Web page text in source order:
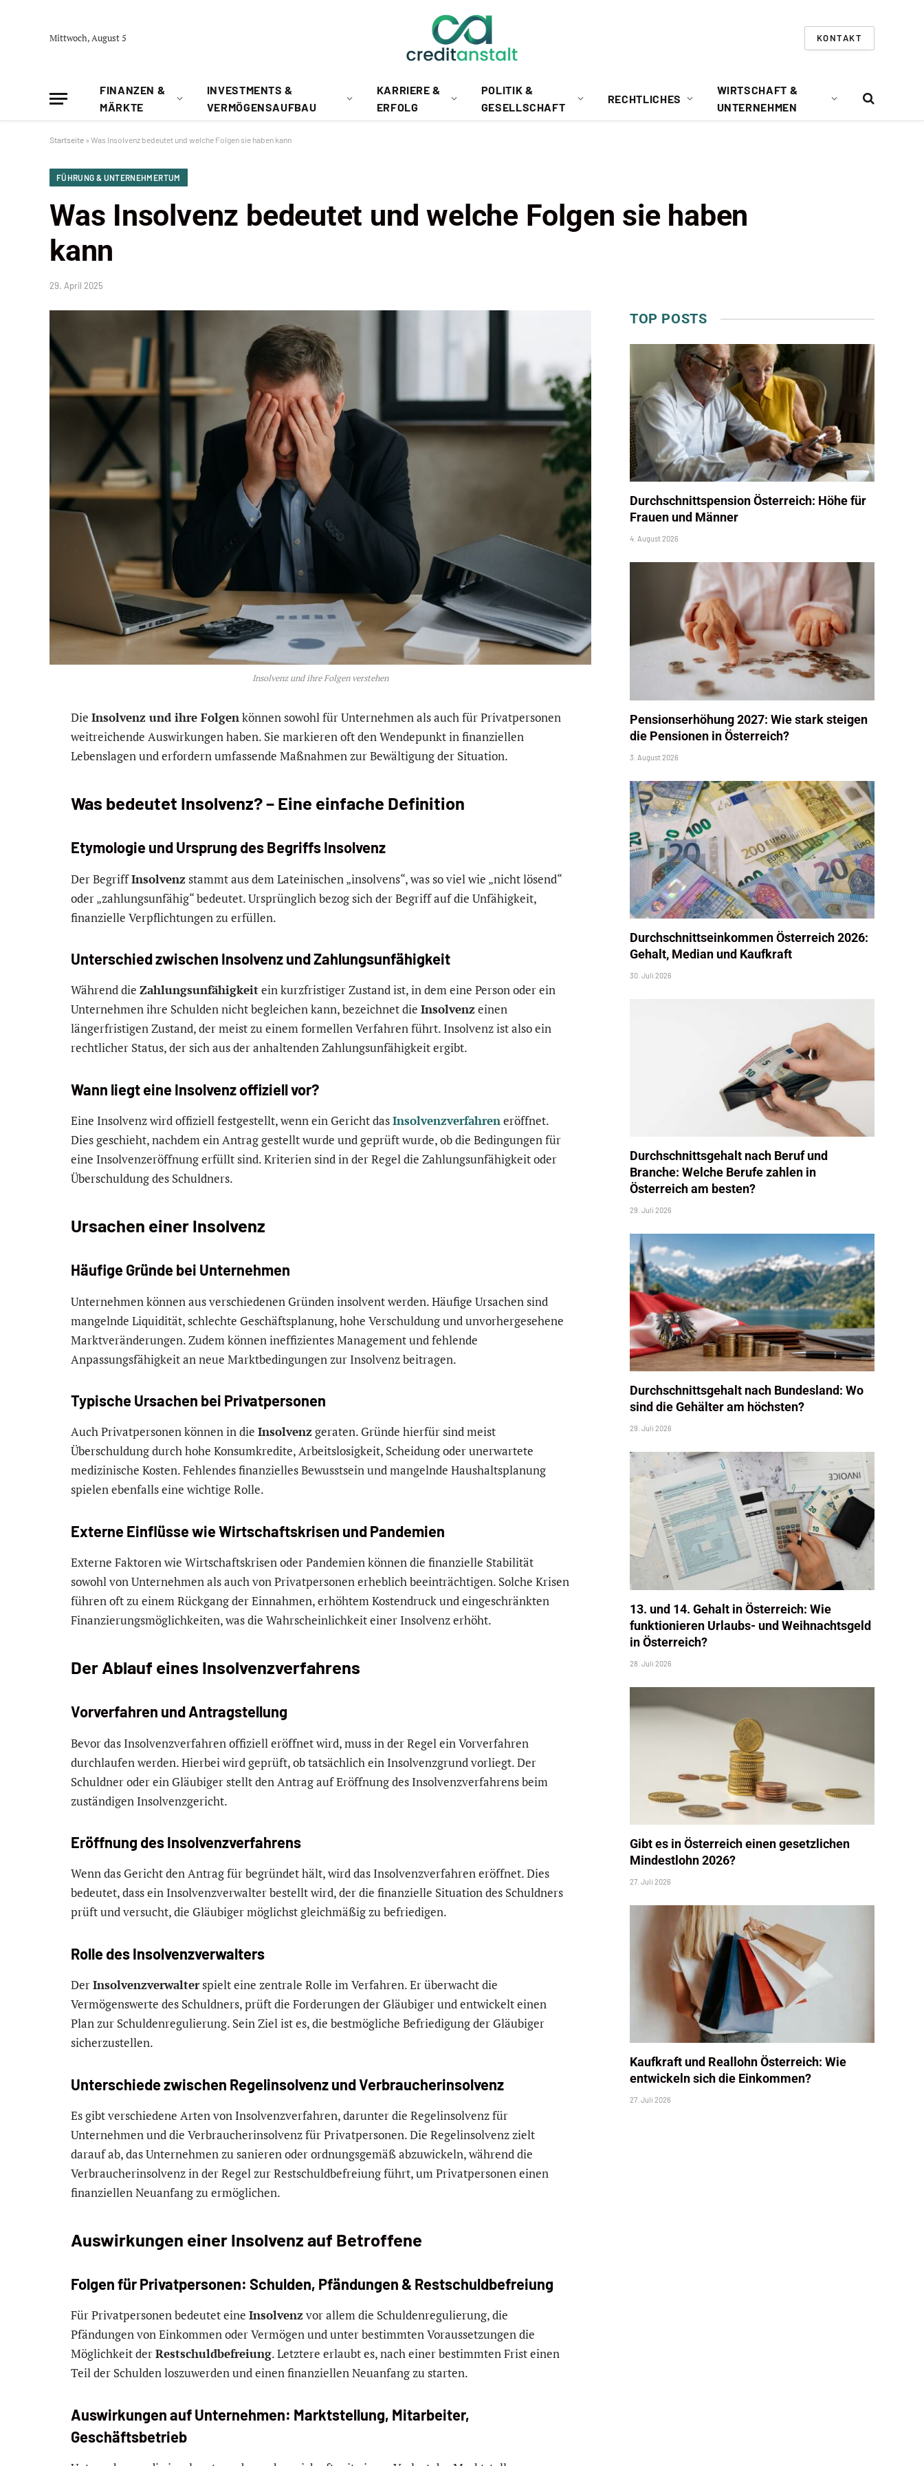
Mittwoch, August 5 KONTAKT
FINANZEN &
MÄRKTE
INVESTMENTS &
VERMÖGENSAUFBAU
KARRIERE &
ERFOLG
POLITIK &
GESELLSCHAFT
RECHTLICHES
WIRTSCHAFT &
UNTERNEHMEN
Startseite » Was Insolvenz bedeutet und welche Folgen sie haben kann
FÜHRUNG & UNTERNEHMERTUM
Was Insolvenz bedeutet und welche Folgen sie haben
kann
29. April 2025
Insolvenz und ihre Folgen verstehen
Die Insolvenz und ihre Folgenkönnen sowohl für Unternehmen als auch für Privatpersonen
weitreichende Auswirkungen haben. Sie markieren oft den Wendepunkt in finanziellen
Lebenslagen und erfordern umfassende Maßnahmen zur Bewältigung der Situation.
Was bedeutet Insolvenz? – Eine einfache Definition
Etymologie und Ursprung des Begriffs Insolvenz
Der BegriffInsolvenzstammt aus dem Lateinischen „insolvens“, was so viel wie „nicht lösend“
oder „zahlungsunfähig“ bedeutet. Ursprünglich bezog sich der Begriff auf die Unfähigkeit,
finanzielle Verpflichtungen zu erfüllen.
Unterschied zwischen Insolvenz und Zahlungsunfähigkeit
Während die Zahlungsunfähigkeitein kurzfristiger Zustand ist, in dem eine Person oder ein
Unternehmen ihre Schulden nicht begleichen kann, bezeichnet die Insolvenzeinen
längerfristigen Zustand, der meist zu einem formellen Verfahren führt. Insolvenz ist also ein
rechtlicher Status, der sich aus der anhaltenden Zahlungsunfähigkeit ergibt.
Wann liegt eine Insolvenz offiziell vor?
Eine Insolvenz wird offiziell festgestellt, wenn ein Gericht dasInsolvenzverfahreneröffnet.
Dies geschieht, nachdem ein Antrag gestellt wurde und geprüft wurde, ob die Bedingungen für
eine Insolvenzeröffnung erfüllt sind. Kriterien sind in der Regel die Zahlungsunfähigkeit oder
Überschuldung des Schuldners.
Ursachen einer Insolvenz
Häufige Gründe bei Unternehmen
Unternehmen können aus verschiedenen Gründen insolvent werden. Häufige Ursachen sind
mangelnde Liquidität, schlechte Geschäftsplanung, hohe Verschuldung und unvorhergesehene
Marktveränderungen. Zudem können ineffizientes Management und fehlende
Anpassungsfähigkeit an neue Marktbedingungen zur Insolvenz beitragen.
Typische Ursachen bei Privatpersonen
Auch Privatpersonen können in die Insolvenzgeraten. Gründe hierfür sind meist
Überschuldung durch hohe Konsumkredite, Arbeitslosigkeit, Scheidung oder unerwartete
medizinische Kosten. Fehlendes finanzielles Bewusstsein und mangelnde Haushaltsplanung
spielen ebenfalls eine wichtige Rolle.
Externe Einflüsse wie Wirtschaftskrisen und Pandemien
Externe Faktoren wie Wirtschaftskrisen oder Pandemien können die finanzielle Stabilität
sowohl von Unternehmen als auch von Privatpersonen erheblich beeinträchtigen. Solche Krisen
führen oft zu einem Rückgang der Einnahmen, erhöhtem Kostendruck und eingeschränkten
Finanzierungsmöglichkeiten, was die Wahrscheinlichkeit einer Insolvenz erhöht.
Der Ablauf eines Insolvenzverfahrens
Vorverfahren und Antragstellung
Bevor das Insolvenzverfahren offiziell eröffnet wird, muss in der Regel ein Vorverfahren
durchlaufen werden. Hierbei wird geprüft, ob tatsächlich ein Insolvenzgrund vorliegt. Der
Schuldner oder ein Gläubiger stellt den Antrag auf Eröffnung des Insolvenzverfahrens beim
zuständigen Insolvenzgericht.
Eröffnung des Insolvenzverfahrens
Wenn das Gericht den Antrag für begründet hält, wird das Insolvenzverfahren eröffnet. Dies
bedeutet, dass ein Insolvenzverwalter bestellt wird, der die finanzielle Situation des Schuldners
prüft und versucht, die Gläubiger möglichst gleichmäßig zu befriedigen.
Rolle des Insolvenzverwalters
DerInsolvenzverwalterspielt eine zentrale Rolle im Verfahren. Er überwacht die
Vermögenswerte des Schuldners, prüft die Forderungen der Gläubiger und entwickelt einen
Plan zur Schuldenregulierung. Sein Ziel ist es, die bestmögliche Befriedigung der Gläubiger
sicherzustellen.
Unterschiede zwischen Regelinsolvenz und Verbraucherinsolvenz
Es gibt verschiedene Arten von Insolvenzverfahren, darunter die Regelinsolvenz für
Unternehmen und die Verbraucherinsolvenz für Privatpersonen. Die Regelinsolvenz zielt
darauf ab, das Unternehmen zu sanieren oder ordnungsgemäß abzuwickeln, während die
Verbraucherinsolvenz in der Regel zur Restschuldbefreiung führt, um Privatpersonen einen
finanziellen Neuanfang zu ermöglichen.
Auswirkungen einer Insolvenz auf Betroffene
Folgen für Privatpersonen: Schulden, Pfändungen & Restschuldbefreiung
Für Privatpersonen bedeutet eine Insolvenzvor allem die Schuldenregulierung, die
Pfändungen von Einkommen oder Vermögen und unter bestimmten Voraussetzungen die
Möglichkeit derRestschuldbefreiung. Letztere erlaubt es, nach einer bestimmten Frist einen
Teil der Schulden loszuwerden und einen finanziellen Neuanfang zu starten.
Auswirkungen auf Unternehmen: Marktstellung, Mitarbeiter,
Geschäftsbetrieb
TOP POSTS
Durchschnittspension Österreich: Höhe für
Frauen und Männer
4. August 2026
Pensionserhöhung 2027: Wie stark steigen
die Pensionen in Österreich?
3. August 2026
Durchschnittseinkommen Österreich 2026:
Gehalt, Median und Kaufkraft
30. Juli 2026
Durchschnittsgehalt nach Beruf und
Branche: Welche Berufe zahlen in
Österreich am besten?
29. Juli 2026
Durchschnittsgehalt nach Bundesland: Wo
sind die Gehälter am höchsten?
29. Juli 2026
13. und 14. Gehalt in Österreich: Wie
funktionieren Urlaubs- und Weihnachtsgeld
in Österreich?
28. Juli 2026
Gibt es in Österreich einen gesetzlichen
Mindestlohn 2026?
27. Juli 2026
Kaufkraft und Reallohn Österreich: Wie
entwickeln sich die Einkommen?
27. Juli 2026